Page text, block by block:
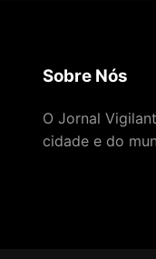
Sobre Nós
O Jornal
cidade e do